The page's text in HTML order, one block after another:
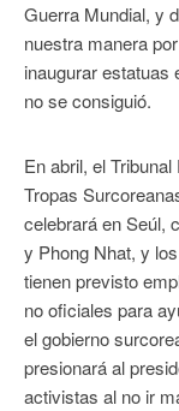
Guerra Mundial, y
nuestra manera
inaugurar estatuas
no se consiguió.
En abril, el
Tropas
celebrará en Seúl,
y Phong Nhat, y
tienen previsto
no oficiales para
el gobierno
presionará al
activistas al no ir